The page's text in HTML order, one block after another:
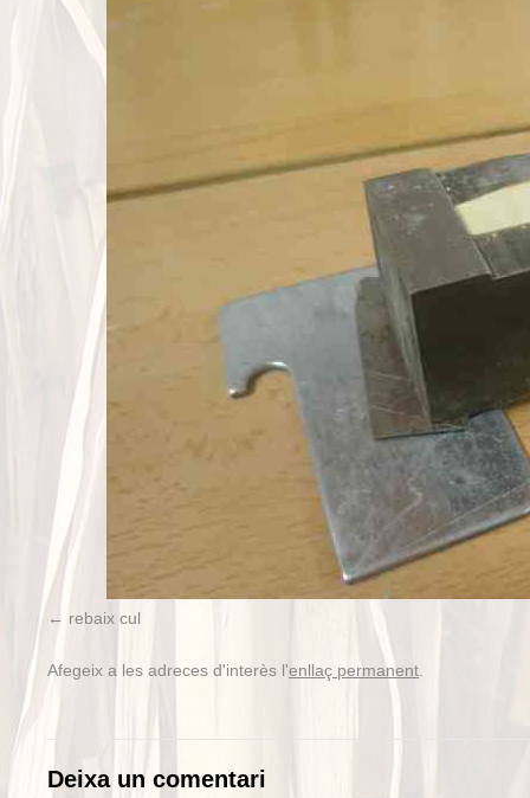
rebaix cul
Afegeix a les adreces d'interès l'enllaç permanent
Deixa un comentari